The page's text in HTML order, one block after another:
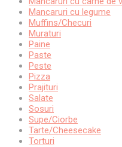
Mancaruri cu legume
Muffins/Checuri
Muraturi
Paine
Paste
Peste
Pizza
Prajituri
Salate
Sosuri
Supe/Ciorbe
Tarte/Cheesecake
Torturi